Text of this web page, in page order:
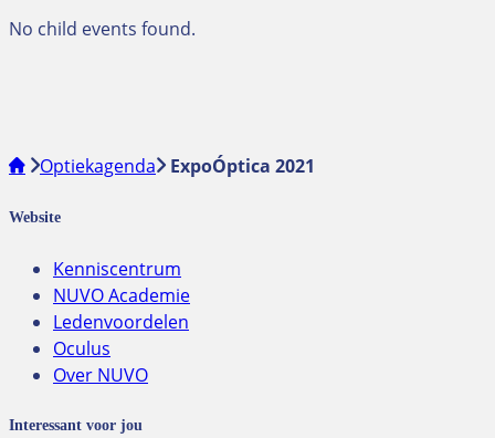
No child events found.
Optiekagenda ExpoÓptica 2021
Website
Kenniscentrum
NUVO Academie
Ledenvoordelen
Oculus
Over NUVO
Interessant voor jou